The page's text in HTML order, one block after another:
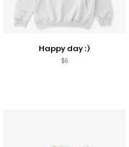
Happy day :)
$6